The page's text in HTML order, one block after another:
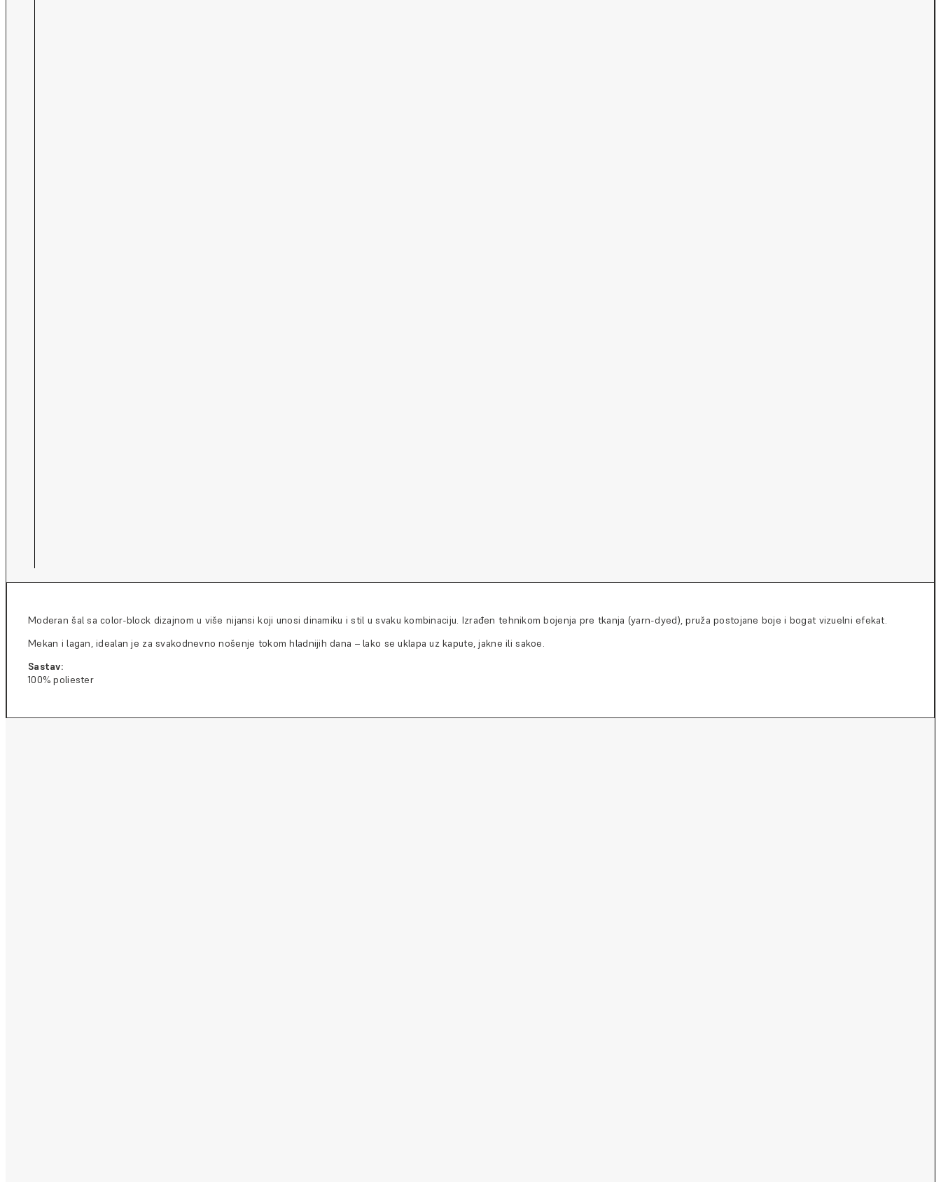
Moderan šal sa color-block dizajnom u više nijansi koji unosi dinamiku i stil u svaku kombinaciju. Izrađen tehnikom bojenja pre tkanja (yarn-dyed), pruža postojane boje i bogat vizuelni efekat.
Mekan i lagan, idealan je za svakodnevno nošenje tokom hladnijih dana – lako se uklapa uz kapute, jakne ili sakoe.
Sastav:
100% poliester